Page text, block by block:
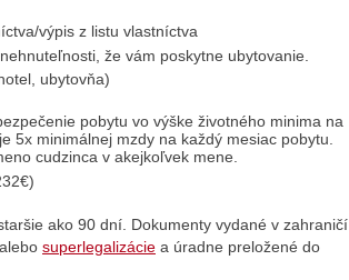
výpis z listu vlastníctva
že vám poskytne ubytovanie.
ubytovňa)
pobytu vo výške životného minima na
5x minimálnej mzdy na každý mesiac pobytu.
cudzinca v akejkoľvek mene.
ako 90 dní. Dokumenty vydané v zahraničí
alebo superlegalizácie a úradne preložené do